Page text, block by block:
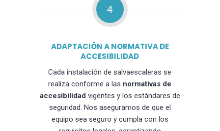
4
ADAPTACIÓN A NORMATIVA DE
ACCESIBILIDAD
Cada instalación de salvaescaleras se
realiza conforme a las normativas de
accesibilidad vigentes y los estándares de
seguridad. Nos aseguramos de que el
equipo sea seguro y cumpla con los